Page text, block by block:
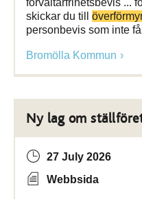
förvaltarfrihetsbevis ...
skickar du till
personbevis som inte
Bromölla Kommun
Ny lag om
27 July 2026
Webbsida